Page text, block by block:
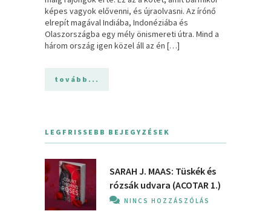
képes vagyok elővenni, és újraolvasni. Az írónő
elrepít magával Indiába, Indonéziába és
Olaszországba egy mély önismereti útra. Mind a
három ország igen közel áll az én […]
tovább...
LEGFRISSEBB BEJEGYZÉSEK
SARAH J. MAAS: Tüskék és
rózsák udvara (ACOTAR 1.)
NINCS HOZZÁSZÓLÁS